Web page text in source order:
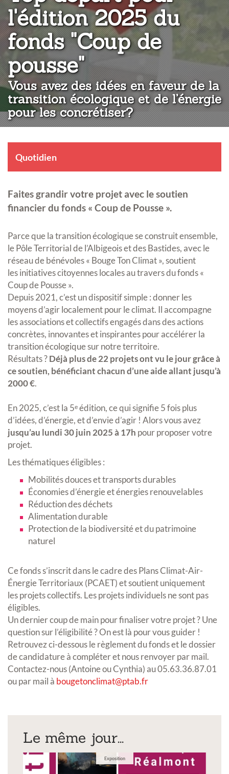
l'édition 2025 du
fonds "Coup de
pousse":
Vous avez des idées en faveur de la
transition écologique et de l’énergie
pour les concrétiser?
Quotidien
Faites grandir votre projet avec le soutien
financier du fonds « Coup de Pousse ».
Parce que la transition écologique se construit ensemble,
le Pôle Territorial de l’Albigeois et des Bastides, avec le
réseau de bénévoles « Bouge Ton Climat », soutient
les initiatives citoyennes locales au travers du fonds «
Coup de Pousse ».
Depuis 2021, c’est un dispositif simple : donner les
moyens d’agir localement pour le climat. Il accompagne
les associations et collectifs engagés dans des actions
concrètes, innovantes et inspirantes pour accélérer la
transition écologique sur notre territoire.
Résultats ?Déjà plus de 22 projets ont vu le jour grâce à
ce soutien, bénéficiant chacun d’une aide allant jusqu’à
2000 €.
En 2025, c’est la 5ᵉ édition, ce qui signifie 5 fois plus
d’idées, d’énergie, et d’envie d’agir ! Alors vous avez
jusqu’au lundi 30 juin 2025 à 17h pour proposer votre
projet.
Les thématiques éligibles :
Mobilités douces et transports durables
Économies d’énergie et énergies renouvelables
Réduction des déchets
Alimentation durable
Protection de la biodiversité et du patrimoine
naturel
Ce fonds s’inscrit dans le cadre des Plans Climat-Air-
Énergie Territoriaux (PCAET) et soutient uniquement
les projets collectifs. Les projets individuels ne sont pas
éligibles.
Un dernier coup de main pour finaliser votre projet ? Une
question sur l’éligibilité ? On est là pour vous guider !
Retrouvez ci-dessous le règlement du fonds et le dossier
de candidature à compléter et nous renvoyer par mail.
Contactez-nous (Antoine ou Cynthia) au 05.63.36.87.01
ou par mail à bougetonclimat@ptab.fr
Le même jour...
Exposition